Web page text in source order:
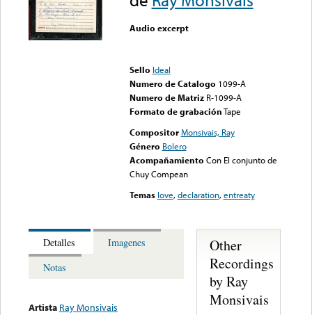
Audio excerpt
Sello Ideal
Numero de Catalogo 1099-A
Numero de Matriz R-1099-A
Formato de grabaciónTape
Compositor Monsivais, Ray
Género Bolero
Acompañamiento Con El conjunto de
Chuy Compean
Temas love,declaration,entreaty
Detalles
Imagenes
Notas
Artista Ray Monsivais
Other
Recordings
by Ray
Monsivais